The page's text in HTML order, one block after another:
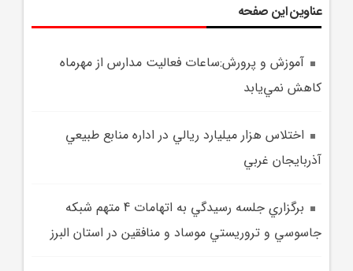
عناوین این صفحه
آموزش و پرورش:ساعات فعاليت مدارس از مهرماه
کاهش نمي‌يابد
اختلاس هزار ميليارد ريالي در اداره منابع طبيعي
آذربايجان غربي
برگزاري جلسه رسيدگي به اتهامات 4 متهم شبکه
جاسوسي و تروريستي موساد و منافقين در استان البرز